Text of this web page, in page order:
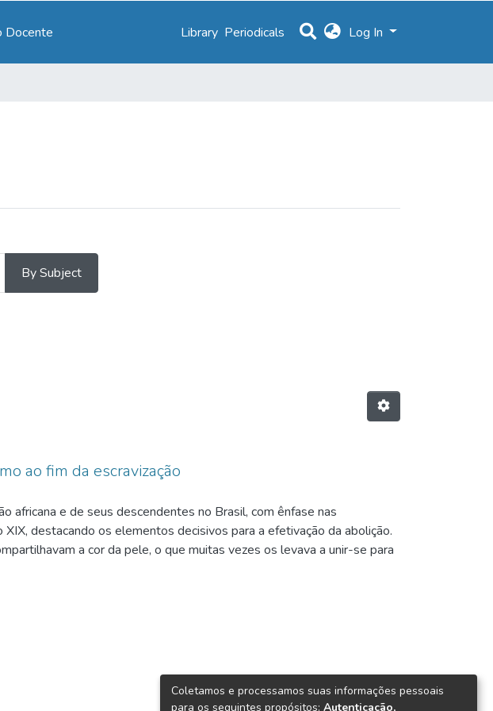
Docente Library Periodicals Log In
By Subject
ao fim da escravização
africana e de seus descendentes no Brasil, com ênfase nas
destacando os elementos decisivos para a efetivação da abolição.
a cor da pele, o que muitas vezes os levava a unir-se para
da escravização foi influenciada por fatores como a pressão
Coletamos e processamos suas informações pessoais
para os seguintes propósitos: Autenticação,